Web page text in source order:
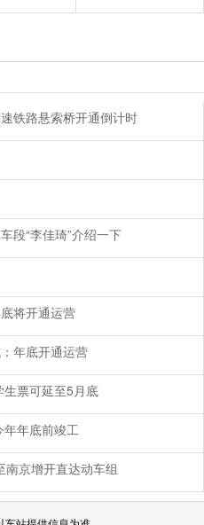
铁路悬索桥开通倒计时
段“李佳琦”介绍一下
将开通运营
年底开通运营
票可延至5月底
年底前竣工
京增开直达动车组